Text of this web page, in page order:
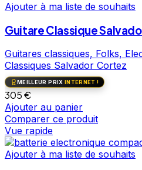
Ajouter à ma liste de souhaits
Guitare Classique
Guitares classiques, Folks,
Classiques Salvador Cortez
MEILLEUR PRIX INTERNET !
305€
Ajouter au panier
Comparer ce produit
Vue rapide
Ajouter à ma liste de souhaits